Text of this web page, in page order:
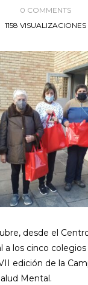
0 COMMENTS
1158 VISUALIZACIONES
desde el
a los cinco
edición de la
Mental.